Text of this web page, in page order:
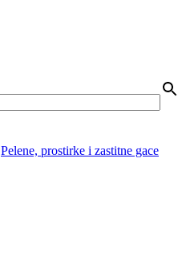
Pelene, prostirke i zastitne gace